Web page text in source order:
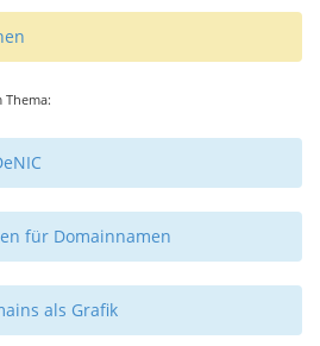
Thema:
für Domainnamen
als Grafik